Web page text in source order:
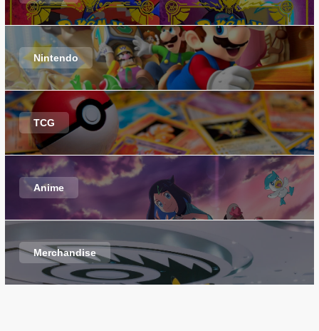
Nintendo
TCG
Anime
Merchandise